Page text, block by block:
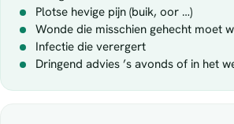
Plotse hevige pijn (buik, oor …)
Wonde die misschien gehecht moet
Infectie die verergert
Dringend advies ’s avonds of in het